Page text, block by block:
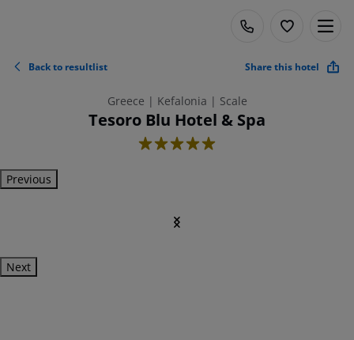
Back to resultlist Share this hotel
Greece | Kefalonia | Scale
Tesoro Blu Hotel & Spa
5
Previous
Next